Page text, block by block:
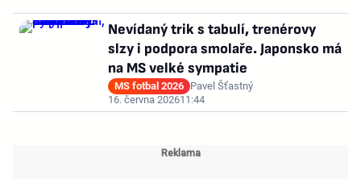
Nevídaný trik s tabulí, trenérovy
slzy i podpora smolaře. Japonsko má
na MS velké sympatie
MS fotbal 2026 Pavel Šťastný
16. června 202611:44